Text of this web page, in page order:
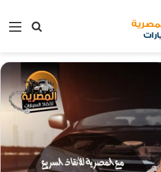
بحث